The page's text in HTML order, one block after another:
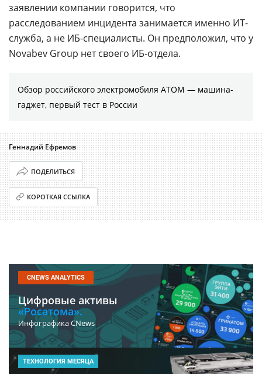
заявлении компании говорится, что
расследованием инцидента занимается именно ИТ-
служба, а не ИБ-специалисты. Он предположил, что у
Novabev Group нет своего ИБ-отдела.
Обзор российского электромобиля АТОМ — машина-
гаджет, первый тест в России
Геннадий Ефремов
ПОДЕЛИТЬСЯ
КОРОТКАЯ ССЫЛКА
CNEWS ANALYTICS
Цифровые активы
«Росатома».
Инфографика CNews
ТЕХНОЛОГИЯ МЕСЯЦА